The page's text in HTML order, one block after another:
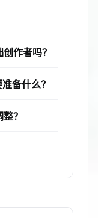
作者吗？
备什么？
？